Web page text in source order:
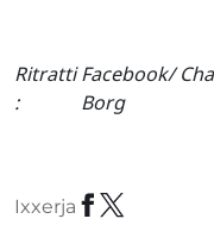
Ritratti
:
Facebook/
Borg
Ixxerja